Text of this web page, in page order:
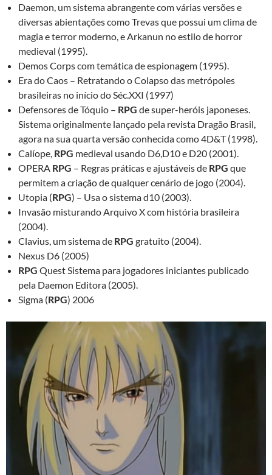
Daemon, um sistema abrangente com várias versões e
diversas abientações como Trevas que possui um clima de
magia e terror moderno, e Arkanun no estilo de horror
medieval (1995).
Demos Corps com temática de espionagem (1995).
Era do Caos – Retratando o Colapso das metrópoles
brasileiras no início do Séc.XXI (1997)
Defensores de Tóquio – RPG de super-heróis japoneses.
Sistema originalmente lançado pela revista Dragão Brasil,
agora na sua quarta versão conhecida como 4D&T (1998).
Calíope, RPG medieval usando D6,D10 e D20 (2001).
OPERA RPG – Regras práticas e ajustáveis de RPG que
permitem a criação de qualquer cenário de jogo (2004).
Utopia (RPG) – Usa o sistema d10 (2003).
Invasão misturando Arquivo X com história brasileira
(2004).
Clavius, um sistema de RPG gratuito (2004).
Nexus D6 (2005)
RPG Quest Sistema para jogadores iniciantes publicado
pela Daemon Editora (2005).
Sigma (RPG) 2006